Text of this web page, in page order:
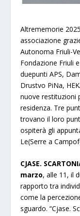
Altrememorie
associazione
Autonoma Friuli-
Fondazione Friuli
duepunti APS,
Drustvo PiNa,
nuove restituzioni
residenza. Tre
trovano il loro
ospiterà gli
Le(Serre a
CJASE.
marzo, alle 11, il
rapporto tra
come la
sguardo. “Cjase.